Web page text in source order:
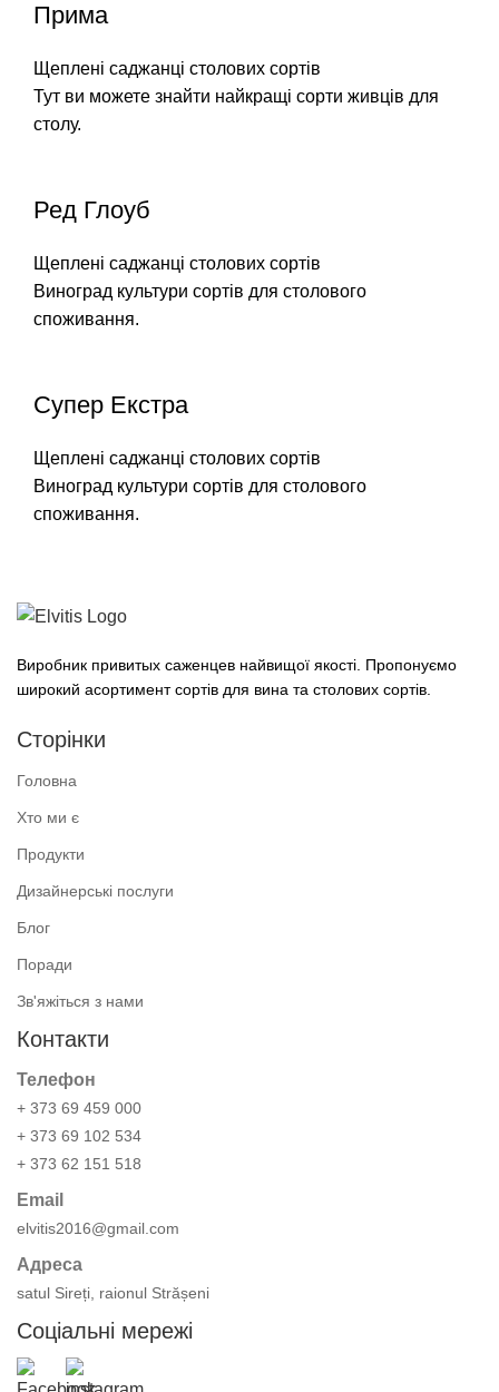
Прима
Щеплені саджанці столових сортів
Тут ви можете знайти найкращі сорти живців для
столу.
Ред Глоуб
Щеплені саджанці столових сортів
Виноград культури сортів для столового
споживання.
Супер Екстра
Щеплені саджанці столових сортів
Виноград культури сортів для столового
споживання.
Виробник привитых саженцев найвищої якості. Пропонуємо
широкий асортимент сортів для вина та столових сортів.
Сторінки
Головна
Хто ми є
Продукти
Дизайнерські послуги
Блог
Поради
Зв'яжіться з нами
Контакти
Телефон
+ 373 69 459 000
+ 373 69 102 534
+ 373 62 151 518
Email
elvitis2016@gmail.com
Адреса
satul Sireți, raionul Strășeni
Соціальні мережі